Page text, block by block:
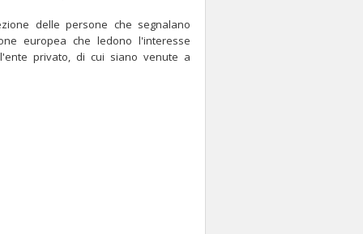
delle persone che segnalano
europea che ledono l'interesse
privato, di cui siano venute a